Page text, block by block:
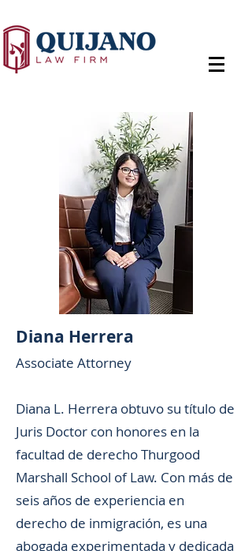
Diana Herrera
Associate Attorney
Diana L. Herrera obtuvo su título de
Juris Doctor con honores en la
facultad de derecho Thurgood
Marshall School of Law. Con más de
seis años de experiencia en
derecho de inmigración, es una
abogada experimentada y dedicada